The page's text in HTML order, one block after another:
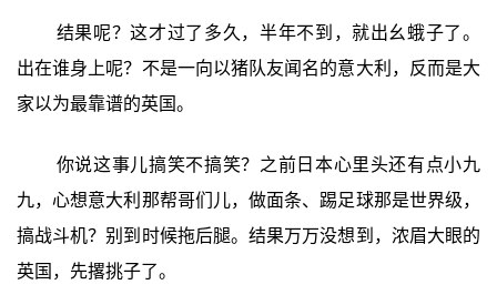
结果呢？这才过了多久，半年不到，就出幺蛾子了。
出在谁身上呢？不是一向以猪队友闻名的意大利，反而是大
家以为最靠谱的英国。
你说这事儿搞笑不搞笑？之前日本心里头还有点小九
九，心想意大利那帮哥们儿，做面条、踢足球那是世界级，
搞战斗机？别到时候拖后腿。结果万万没想到，浓眉大眼的
英国，先撂挑子了。